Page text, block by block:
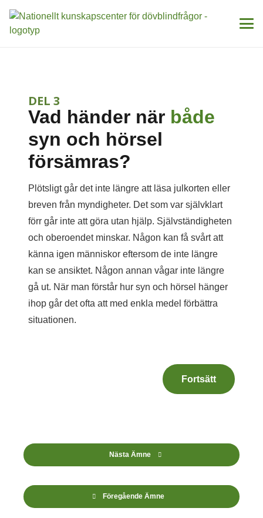
DEL 3
Vad händer när både
syn och hörsel
försämras?
Plötsligt går det inte längre att läsa julkorten eller
breven från myndigheter. Det som var självklart
förr går inte att göra utan hjälp. Självständigheten
och oberoendet minskar. Någon kan få svårt att
känna igen människor eftersom de inte längre
kan se ansiktet. Någon annan vågar inte längre
gå ut. När man förstår hur syn och hörsel hänger
ihop går det ofta att med enkla medel förbättra
situationen.
Fortsätt
Föregående Ämne
Nästa Ämne